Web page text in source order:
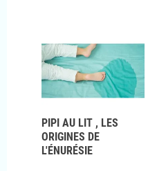
PIPI AU LIT , LES
ORIGINES DE
L'ÉNURÉSIE